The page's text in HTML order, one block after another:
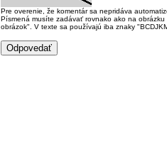
Pre overenie, že komentár sa nepridáva
Písmená musíte zadávať rovnako ako na
obrázok". V texte sa používajú iba znaky